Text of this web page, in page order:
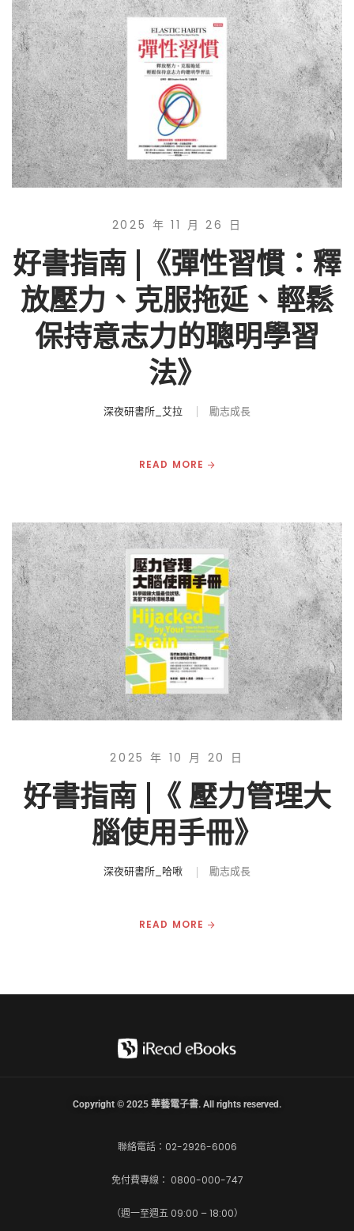
2025 年 11 月 26 日
好書指南 |《彈性習慣：釋
放壓力、克服拖延、輕鬆
保持意志力的聰明學習
法》
深夜研書所_艾拉 勵志成長
READ MORE
2025 年 10 月 20 日
好書指南 |《 壓力管理大
腦使用手冊》
深夜研書所_哈啾 勵志成長
READ MORE
聯絡電話：02-2926-6006
免付費專線： 0800-000-747
（週一至週五 09:00 – 18:00）
Copyright © 2025 華藝電子書. All rights reserved.